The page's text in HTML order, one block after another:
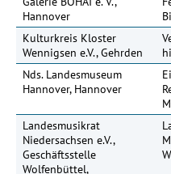
Hannover
Kulturkreis Kloster
Wennigsen e.V., Gehrden
Nds. Landesmuseum
Hannover, Hannover
Landesmusikrat
Niedersachsen e.V.,
Geschäftsstelle
Wolfenbüttel,